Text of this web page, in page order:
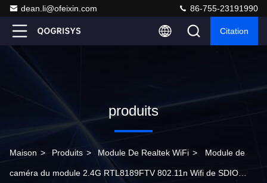
dean.li@ofeixin.com 86-755-23191990
Citation
produits
Maison > Produits > Module De Realtek WiFi > Module de
caméra du module 2.4G RTL8189FTV 802.11n Wifi de SDIO